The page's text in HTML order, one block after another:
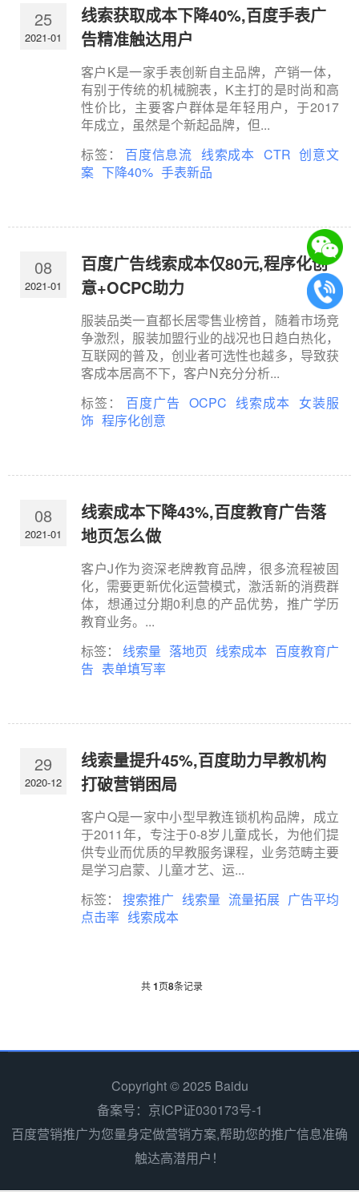
25
2021-01
线索获取成本下降40%,百度手表广
告精准触达用户
客户K是一家手表创新自主品牌，产销一体，
有别于传统的机械腕表，K主打的是时尚和高
性价比，主要客户群体是年轻用户，于2017
年成立，虽然是个新起品牌，但...
标签： 百度信息流 线索成本 CTR 创意文
案 下降40% 手表新品
08
2021-01
百度广告线索成本仅80元,程序化创
意+OCPC助力
服装品类一直都长居零售业榜首，随着市场竞
争激烈，服装加盟行业的战况也日趋白热化，
互联网的普及，创业者可选性也越多，导致获
客成本居高不下，客户N充分分析...
标签： 百度广告 OCPC 线索成本 女装服
饰 程序化创意
08
2021-01
线索成本下降43%,百度教育广告落
地页怎么做
客户J作为资深老牌教育品牌，很多流程被固
化，需要更新优化运营模式，激活新的消费群
体，想通过分期0利息的产品优势，推广学历
教育业务。...
标签： 线索量 落地页 线索成本 百度教育广
告 表单填写率
29
2020-12
线索量提升45%,百度助力早教机构
打破营销困局
客户Q是一家中小型早教连锁机构品牌，成立
于2011年，专注于0-8岁儿童成长，为他们提
供专业而优质的早教服务课程，业务范畴主要
是学习启蒙、儿童才艺、运...
标签： 搜索推广 线索量 流量拓展 广告平均
点击率 线索成本
共1页8条记录
Copyright © 2025 Baidu
备案号：京ICP证030173号-1
百度营销推广为您量身定做营销方案,帮助您的推广信息准确
触达高潜用户！